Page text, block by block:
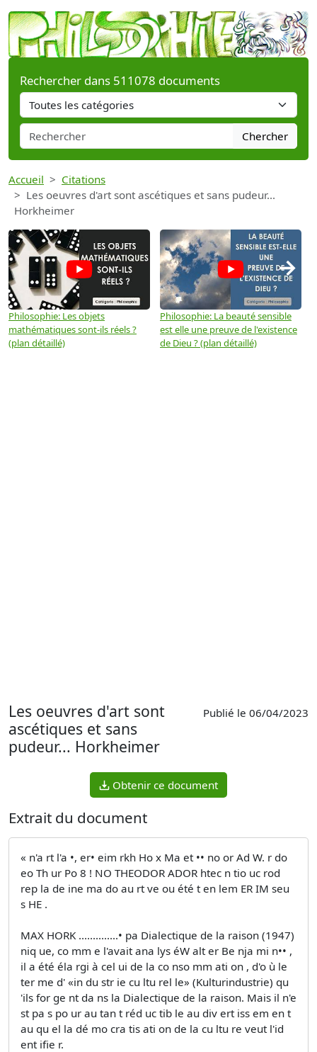
Rechercher dans 511078 documents
Chercher
Accueil
Citations
Les oeuvres d'art sont ascétiques et sans pudeur...
Horkheimer
Philosophie: Les objets
mathématiques sont-ils réels ?
(plan détaillé)
Philosophie: La beauté sensible
est elle une preuve de l'existence
de Dieu ? (plan détaillé)
→
Les oeuvres d'art sont
ascétiques et sans
pudeur... Horkheimer
Publié le 06/04/2023
Obtenir ce document
Extrait du document
« n'a rt l'a •, er• eim rkh Ho x Ma et •• no or Ad W. r do
eo Th ur Po 8 ! NO THEODOR ADOR htec n tio uc rod
rep la de ine ma do au rt ve ou été t en lem ER IM seu
s HE .
MAX HORK ..............• pa Dialectique de la raison (1947)
niq ue, co mm e l'avait ana lys éW alt er Be nja mi n•• ,
il a été éla rgi à cel ui de la co nso mm ati on , d'o ù le
ter me d' «in du str ie cu ltu rel le» (Kulturindustrie) qu
'ils for ge nt da ns la Dialectique de la raison. Mais il n'e
st pa s po ur au tan t réd uc tib le au div ert iss em en t
au qu el la dé mo cra tis ati on de la cu ltu re veut l'id
ent ifie r.